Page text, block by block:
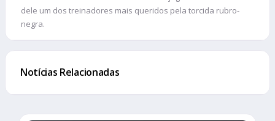
dele um dos treinadores mais queridos pela torcida rubro-
negra.
Notícias Relacionadas